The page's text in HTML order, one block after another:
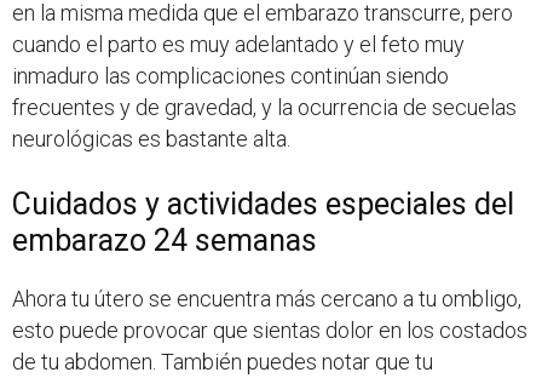
en la misma medida que el embarazo transcurre, pero
cuando el parto es muy adelantado y el feto muy
inmaduro las complicaciones continúan siendo
frecuentes y de gravedad, y la ocurrencia de secuelas
neurológicas es bastante alta.
Cuidados y actividades especiales del
embarazo 24 semanas
Ahora tu útero se encuentra más cercano a tu ombligo,
esto puede provocar que sientas dolor en los costados
de tu abdomen. También puedes notar que tu